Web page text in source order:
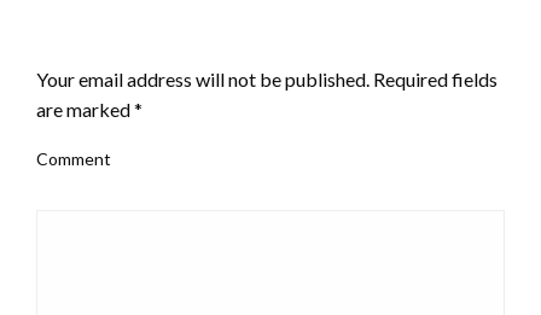
Your email address will not be published. Required fields
are marked*
Comment